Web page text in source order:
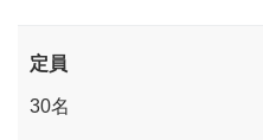
定員
30名